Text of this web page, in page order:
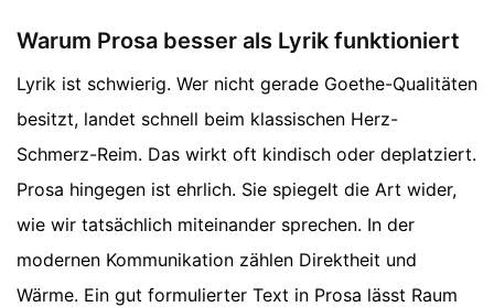
Warum Prosa besser als Lyrik funktioniert
Lyrik ist schwierig. Wer nicht gerade Goethe-Qualitäten
besitzt, landet schnell beim klassischen Herz-
Schmerz-Reim. Das wirkt oft kindisch oder deplatziert.
Prosa hingegen ist ehrlich. Sie spiegelt die Art wider,
wie wir tatsächlich miteinander sprechen. In der
modernen Kommunikation zählen Direktheit und
Wärme. Ein gut formulierter Text in Prosa lässt Raum